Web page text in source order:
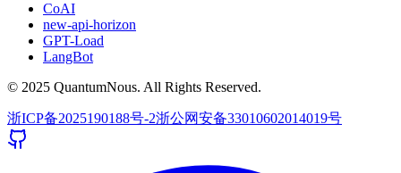
CoAI
new-api-horizon
GPT-Load
LangBot
© 2025 QuantumNous. All Rights Reserved.
浙ICP备2025190188号-2浙公网安备33010602014019号